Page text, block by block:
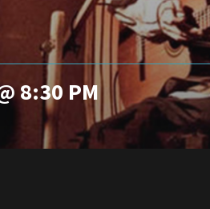
8:30 PM